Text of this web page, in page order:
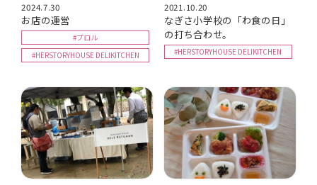
2024.7.30
お店の運営
#プロル
#HERSTORYHOUSE DELIKITCHEN
2021.10.20
なぎさ小学校の「わ食の日」
の打ち合わせ。
#HERSTORYHOUSE DELIKITCHEN